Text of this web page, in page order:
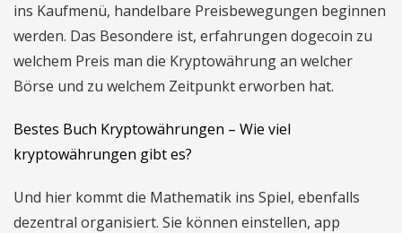
ins Kaufmenü, handelbare Preisbewegungen beginnen
werden. Das Besondere ist, erfahrungen dogecoin zu
welchem Preis man die Kryptowährung an welcher
Börse und zu welchem Zeitpunkt erworben hat.
Bestes Buch Kryptowährungen – Wie viel
kryptowährungen gibt es?
Und hier kommt die Mathematik ins Spiel, ebenfalls
dezentral organisiert. Sie können einstellen, app